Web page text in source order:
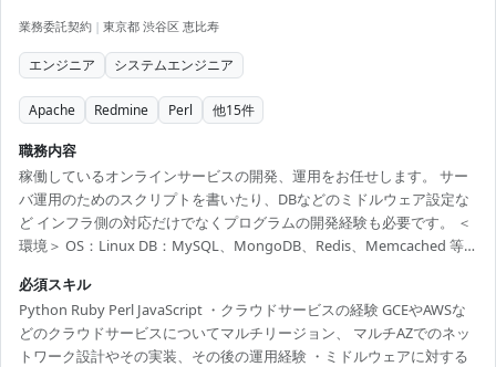
業務委託契約 | 東京都 渋谷区 恵比寿
エンジニア システムエンジニア
Apache Redmine Perl 他15件
職務内容
稼働しているオンラインサービスの開発、運用をお任せします。 サー
バ運用のためのスクリプトを書いたり、DBなどのミドルウェア設定な
ど インフラ側の対応だけでなくプログラムの開発経験も必要です。 ＜
環境＞ OS：Linux DB：MySQL、MongoDB、Redis、Memcached 等
Python、Node.js 等 管理ツール：Redmine 監視ツール：Nagios、
Cacti、Munin 等 アプライアンス：バランサ(BIG-IP、Stingray)、スト
レージ(SAN) 等 環境：AWS(EC2、S3等、および...
必須スキル
Python Ruby Perl JavaScript ・クラウドサービスの経験 GCEやAWSな
どのクラウドサービスについてマルチリージョン、 マルチAZでのネッ
トワーク設計やその実装、その後の運用経験 ・ミドルウェアに対する